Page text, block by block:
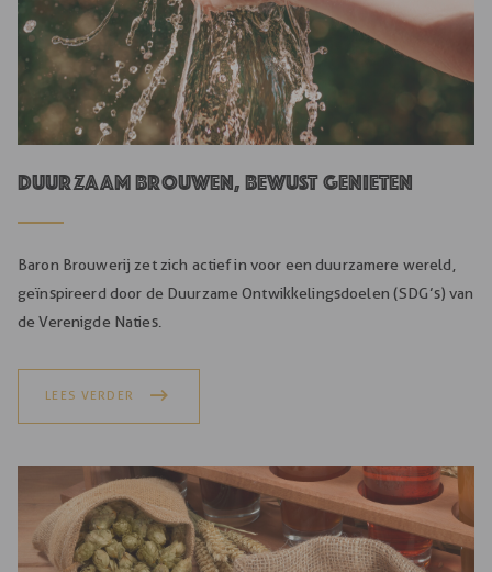
Duurzaam brouwen, bewust genieten
Baron Brouwerij zet zich actief in voor een duurzamere wereld,
geïnspireerd door de Duurzame Ontwikkelingsdoelen (SDG’s) van
de Verenigde Naties.
LEES VERDER